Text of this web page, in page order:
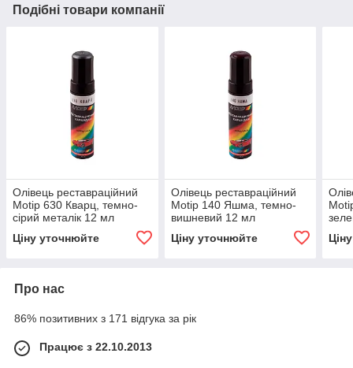
Подібні товари компанії
Олівець реставраційний
Motip 630 Кварц, темно-
сірий металік 12 мл
Ціну уточнюйте
Олівець реставраційний
Motip 140 Яшма, темно-
вишневий 12 мл
Ціну уточнюйте
Про нас
86% позитивних з 171 відгука за рік
Працює з 22.10.2013